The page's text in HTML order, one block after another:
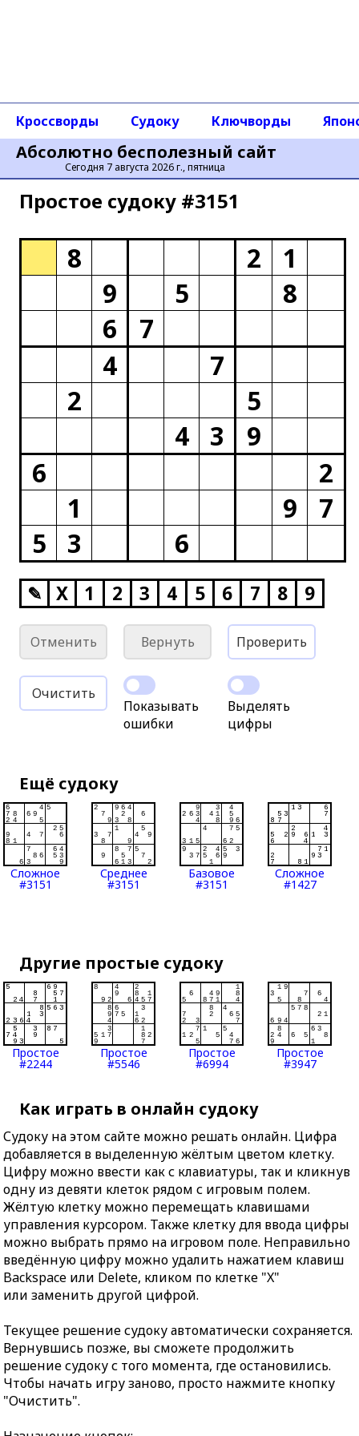
Абсолютно бесполезный сайт
Сегодня 7 августа 2026 г., пятница
Кроссворды Судоку Ключворды
Простое cудоку #3151
8 2
1
9
5
8
6
7
4
7
2
5
4
3
9
6
2
1
9
7
5
3 6
✎ X 1 2 3 4 5 6 7 8 9
Отменить Вернуть Проверить
Очистить
Показывать
ошибки
Выделять
цифры
Ещё судоку
Сложное
#3151
Среднее
#3151
Базовое
#3151
Сложное
#1427
Другие простые судоку
Простое
#2244
Простое
#5546
Простое
#6994
Простое
#3947
Как играть в онлайн судоку
Судоку на этом сайте можно решать онлайн. Цифра
добавляется в выделенную жёлтым цветом клетку.
Цифру можно ввести как с клавиатуры, так и кликнув
одну из девяти клеток рядом с игровым полем.
Жёлтую клетку можно перемещать клавишами
управления курсором. Также клетку для ввода цифры
можно выбрать прямо на игровом поле. Неправильно
введённую цифру можно удалить нажатием клавиш
Backspace или Delete, кликом по клетке "X"
или заменить другой цифрой.
Текущее решение судоку автоматически сохраняется.
Вернувшись позже, вы сможете продолжить
решение судоку с того момента, где остановились.
Чтобы начать игру заново, просто нажмите кнопку
"Очистить".